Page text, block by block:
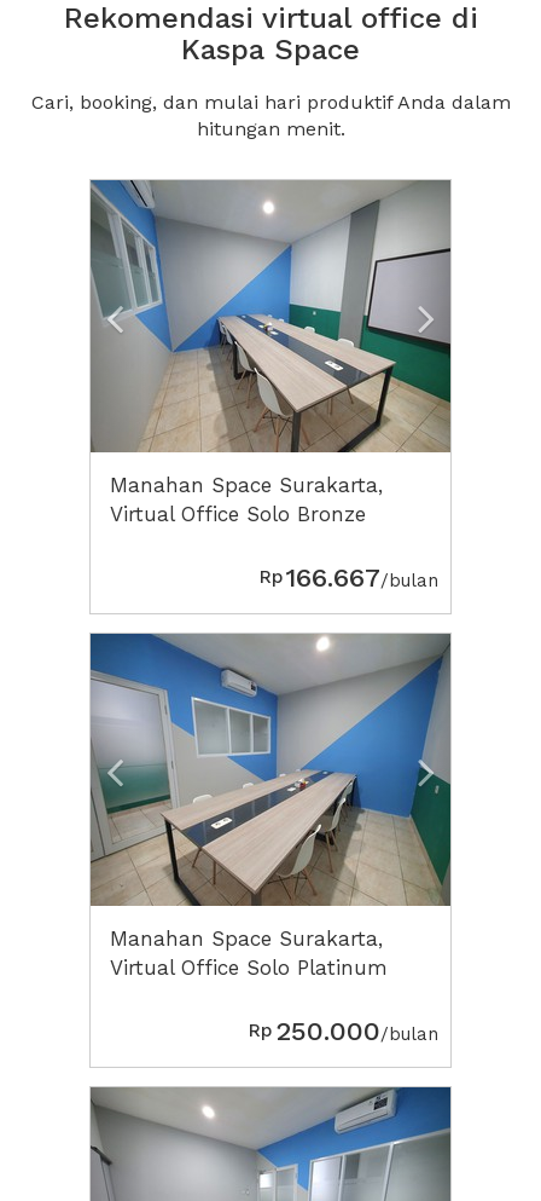
Rekomendasi virtual office di
Kaspa Space
Cari, booking, dan mulai hari produktif Anda dalam
hitungan menit.
Previous Next2
Manahan Space Surakarta,
Virtual Office Solo Bronze
Rp166.667/bulan
Previous Next2
Manahan Space Surakarta,
Virtual Office Solo Platinum
Rp 250.000/bulan
Previous